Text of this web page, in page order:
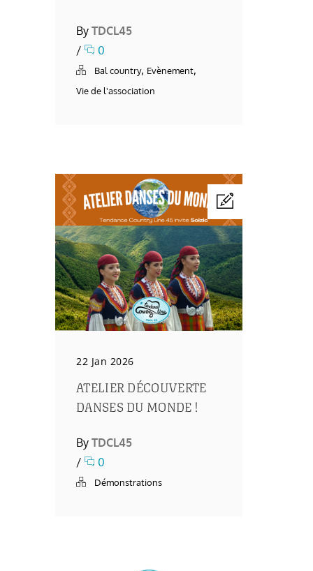
By TDCL45
/
0
Bal country, Evènement,
Vie de l'association
22 Jan 2026
ATELIER DÉCOUVERTE
DANSES DU MONDE !
By TDCL45
/
0
Démonstrations